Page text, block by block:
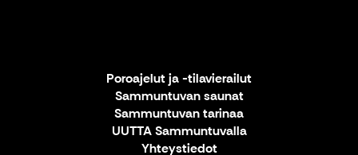
Poroajelut ja -tilavierailut
Sammuntuvan saunat
Sammuntuvan tarinaa
UUTTA Sammuntuvalla
Yhteystiedot